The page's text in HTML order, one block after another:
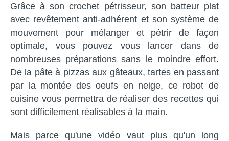
Grâce à son crochet pétrisseur, son batteur plat
avec revêtement anti-adhérent et son système de
mouvement pour mélanger et pétrir de façon
optimale, vous pouvez vous lancer dans de
nombreuses préparations sans le moindre effort.
De la pâte à pizzas aux gâteaux, tartes en passant
par la montée des oeufs en neige, ce robot de
cuisine vous permettra de réaliser des recettes qui
sont difficilement réalisables à la main.
Mais parce qu'une vidéo vaut plus qu'un long